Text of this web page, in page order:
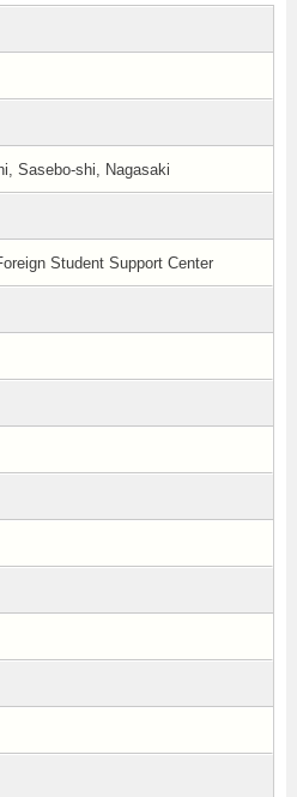
Sasebo-shi, Nagasaki
Student Support Center